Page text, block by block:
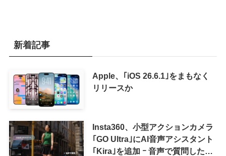
新着記事
Apple、｢iOS 26.6.1｣をまもなく
リリースか
Insta360、小型アクションカメラ
｢GO Ultra｣にAI音声アシスタント
｢Kira｣を追加 ｰ 音声で質問した